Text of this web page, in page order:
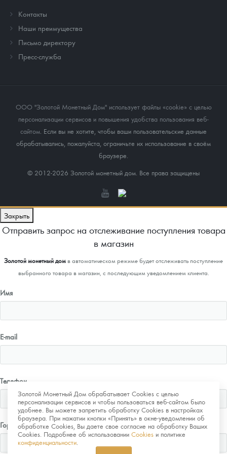
Контакты
Наши преимущества
Письмо директору
Пресс-служба
ООО "Золотой Монетный Дом" использует файлы «cookie» с целью
персонализации сервисов и повышения удобства пользования веб-
сайтом . Если вы не хотите, чтобы ваши пользовательские данные
обрабатывались, пожалуйста, ограничьте их использование в своём
браузере.
© 2012-2026 Золотой монетный дом. Все права защищены
Золотой Монетный Дом обрабатывает Cookies с целью
персонализации сервисов и чтобы пользоваться веб-сайтом было
удобнее. Вы можете запретить обработку Cookies в настройках
браузера. При нажатии кнопки «Принять» в окне-уведомлении об
обработке Cookies, Вы даете свое согласие на обработку Ваших
Cookies. Подробнее об использовании Cookies и политике
конфиденциальности
Закрыть
Отправить запрос на отслеживание поступления товара
в магазин
Золотой монетный домв автоматическом режиме будет отслеживать поступление
выбранного товара в магазин, с последующим уведомлением клиента.
Имя
E-mail
Телефон
Город